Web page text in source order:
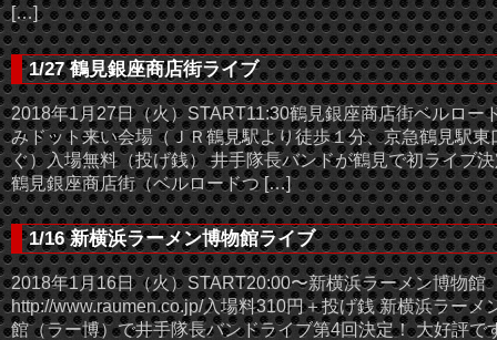
[…]
1/27 鶴見銀座商店街ライブ
2018年1月27日（火）START11:30鶴見銀座商店街ベルロー
みドット来い会場（ＪＲ鶴見駅より徒歩１分、京急鶴見駅東
ぐ）入場無料（投げ銭） 井手隊長バンドが鶴見で初ライブ
鶴見銀座商店街（ベルロードつ […]
1/16 新横浜ラーメン博物館ライブ
2018年1月16日（火）START20:00〜新横浜ラーメン博物館
http://www.raumen.co.jp/入場料310円＋投げ銭 新横浜ラーメ
館（ラー博）で井手隊長バンドライブ第4回決定！ 大好評で